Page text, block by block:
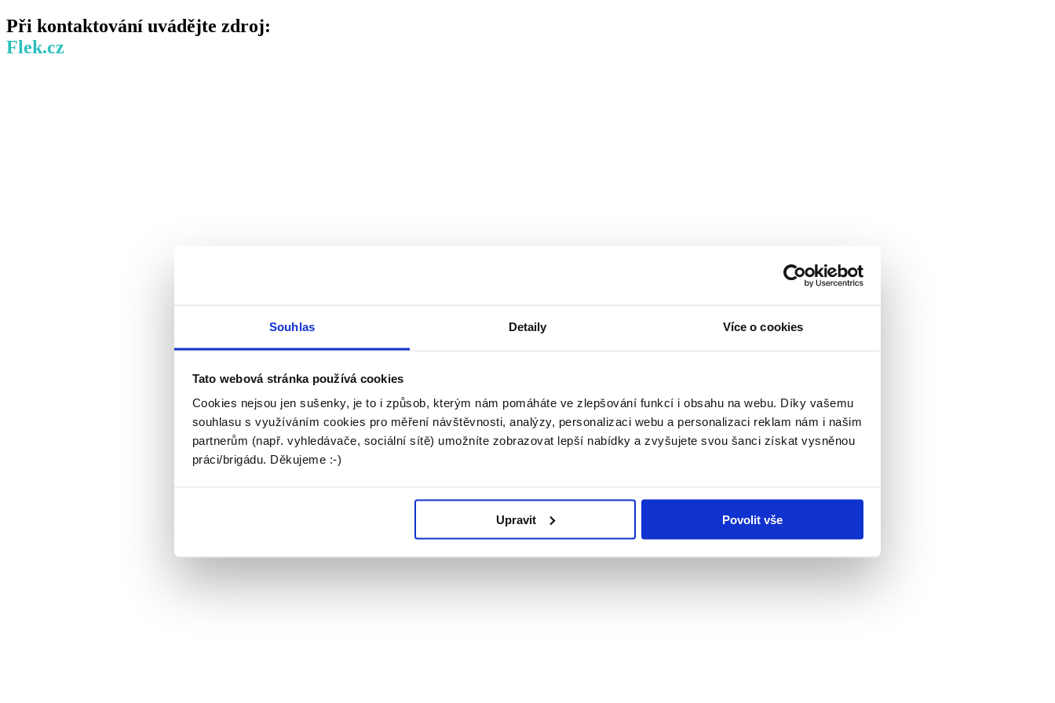
Souhlas Detaily Více o cookies
Tato webová stránka používá cookies
Cookies nejsou jen sušenky, je to i způsob, kterým nám pomáháte ve zlepšování funkcí i obsahu na webu. Díky vašemu
souhlasu s využíváním cookies pro měření návštěvnosti, analýzy, personalizaci webu a personalizaci reklam nám i našim
partnerům (např. vyhledávače, sociální sítě) umožníte zobrazovat lepší nabídky a zvyšujete svou šanci získat vysněnou
práci/brigádu. Děkujeme :-)
Upravit Povolit vše
Při kontaktování uvádějte zdroj:
Flek.cz